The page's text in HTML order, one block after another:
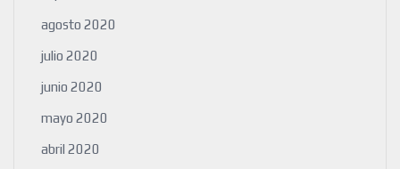
agosto 2020
julio 2020
junio 2020
mayo 2020
abril 2020